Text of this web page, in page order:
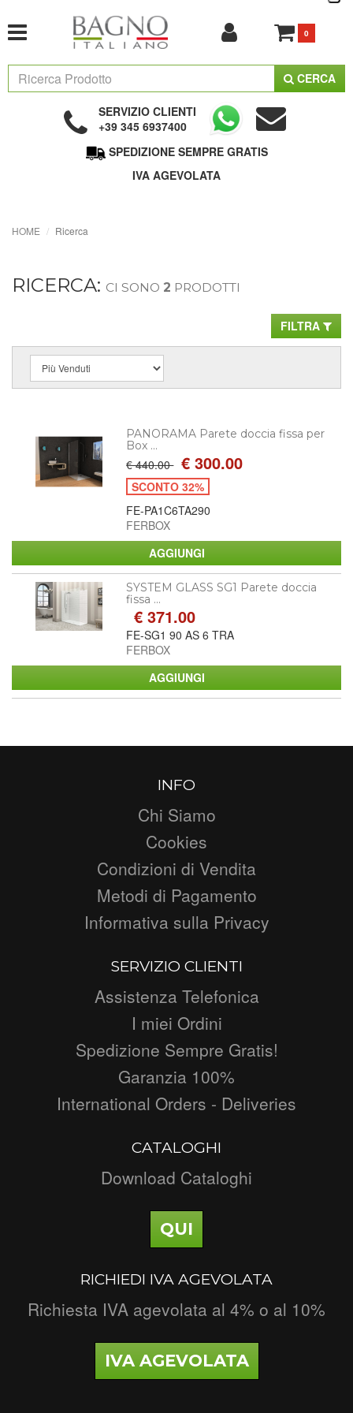
0
CERCA
SERVIZIO CLIENTI
+39 345 6937400
SPEDIZIONE SEMPRE GRATIS
IVA AGEVOLATA
HOME Ricerca
RICERCA: CI SONO 2 PRODOTTI
FILTRA
PANORAMA Parete doccia fissa per
Box ...
€ 440.00 € 300.00
SCONTO 32%
FE-PA1C6TA290
FERBOX
SYSTEM GLASS SG1 Parete doccia
fissa ...
€ 371.00
FE-SG1 90 AS 6 TRA
FERBOX
INFO
Chi Siamo
Cookies
Condizioni di Vendita
Metodi di Pagamento
Informativa sulla Privacy
SERVIZIO CLIENTI
Assistenza Telefonica
I miei Ordini
Spedizione Sempre Gratis!
Garanzia 100%
International Orders - Deliveries
CATALOGHI
Download Cataloghi
QUI
RICHIEDI IVA AGEVOLATA
Richiesta IVA agevolata al 4% o al 10%
IVA AGEVOLATA